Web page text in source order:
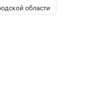
области